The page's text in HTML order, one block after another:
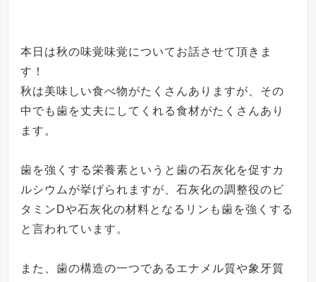
本日は秋の味覚味覚についてお話させて頂きま
す！
秋は美味しい食べ物がたくさんありますが、その
中でも歯を丈夫にしてくれる食材がたくさんあり
ます。
歯を強くする栄養素というと歯の石灰化を促すカ
ルシウムが挙げられますが、石灰化の調整役のビ
タミン Dや石灰化の材料となるリンも歯を強くする
と言われています。
また、歯の構造の一つであるエナメル質や象牙質